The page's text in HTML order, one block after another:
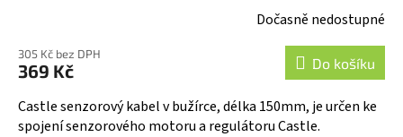
Dočasně nedostupné
305 Kč bez DPH
369 Kč Do košíku
Castle senzorový kabel v bužírce, délka 150mm, je určen ke
spojení senzorového motoru a regulátoru Castle.